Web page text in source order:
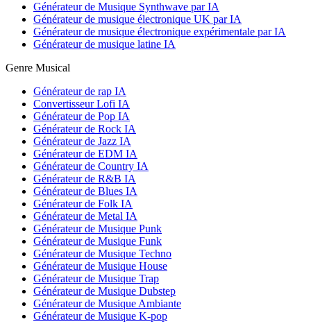
Générateur de Musique Synthwave par IA
Générateur de musique électronique UK par IA
Générateur de musique électronique expérimentale par IA
Générateur de musique latine IA
Genre Musical
Générateur de rap IA
Convertisseur Lofi IA
Générateur de Pop IA
Générateur de Rock IA
Générateur de Jazz IA
Générateur de EDM IA
Générateur de Country IA
Générateur de R&B IA
Générateur de Blues IA
Générateur de Folk IA
Générateur de Metal IA
Générateur de Musique Punk
Générateur de Musique Funk
Générateur de Musique Techno
Générateur de Musique House
Générateur de Musique Trap
Générateur de Musique Dubstep
Générateur de Musique Ambiante
Générateur de Musique K-pop